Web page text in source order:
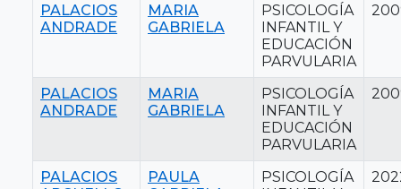
PALACIOS
ANDRADE
MARIA
GABRIELA
PSICOLOGÍA
INFANTIL Y
EDUCACIÓN
PARVULARIA
PALACIOS
ANDRADE
MARIA
GABRIELA
PSICOLOGÍA
INFANTIL Y
EDUCACIÓN
PARVULARIA
PALACIOS
PAULA
PSICOLOGÍA